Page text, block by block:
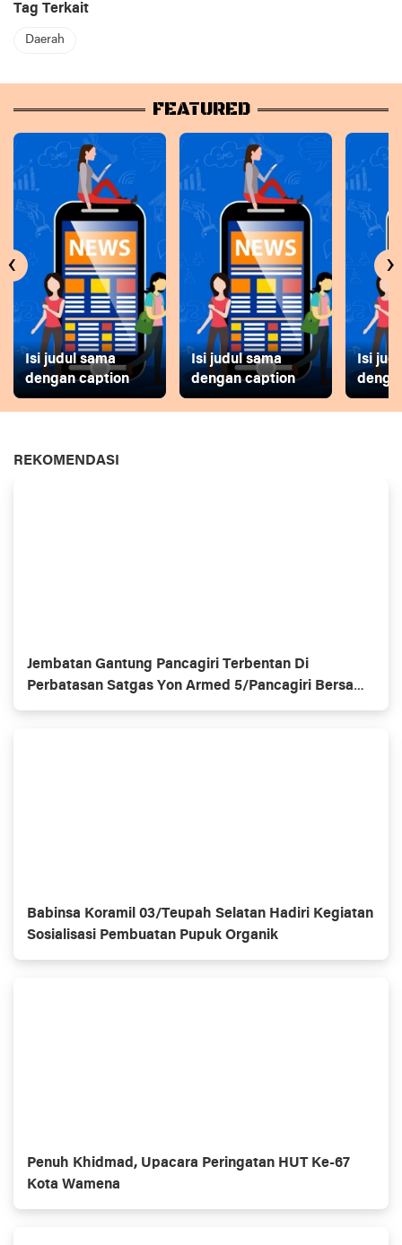
Tag Terkait
Daerah
FEATURED
Isi judul sama
dengan caption
Isi judul sama
dengan caption
Isi
‹ ›
REKOMENDASI
Jembatan Gantung Pancagiri Terbentan Di
Perbatasan Satgas Yon Armed 5/Pancagiri Bersama
Vertikal Rescue Dan PT MA/BDRMS
Babinsa Koramil 03/Teupah Selatan Hadiri Kegiatan
Sosialisasi Pembuatan Pupuk Organik
Penuh Khidmad, Upacara Peringatan HUT Ke-67
Kota Wamena